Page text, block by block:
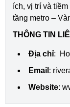
ích, vị trí và
tầng metro –
THÔNG TIN
Địa chỉ:
Email :
Website: